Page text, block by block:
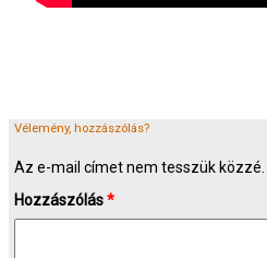
Vélemény, hozzászólás?
Az e-mail címet nem tesszük közzé.
Hozzászólás*